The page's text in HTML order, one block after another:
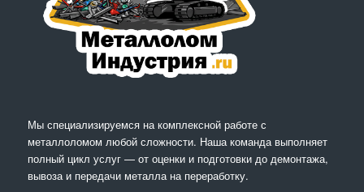
Мы специализируемся на комплексной работе с
металлоломом любой сложности. Наша команда выполняет
полный цикл услуг — от оценки и подготовки до демонтажа,
вывоза и передачи металла на переработку.